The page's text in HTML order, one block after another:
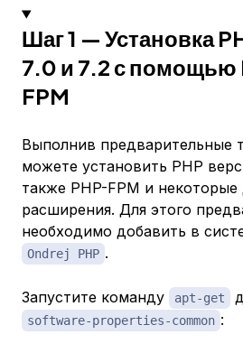
Шаг 1 — Установка
7.0 и 7.2 с помощью
FPM
Выполнив предварительные
можете установить PHP
также PHP-FPM и
расширения. Для этого
необходимо добавить в
Ondrej PHP .
Запустите команду apt-get
software-properties-common :